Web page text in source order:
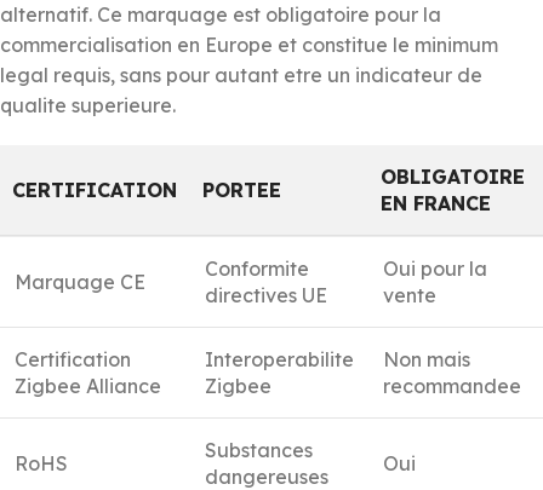
alternatif. Ce marquage est obligatoire pour la
commercialisation en Europe et constitue le minimum
legal requis, sans pour autant etre un indicateur de
qualite superieure.
CERTIFICATION PORTEE
OBLIGATOIRE
EN FRANCE
Marquage CE
Conformite
directives UE
Oui pour la
vente
Certification
Zigbee Alliance
Interoperabilite
Zigbee
Non mais
recommandee
RoHS
Substances
dangereuses
Oui